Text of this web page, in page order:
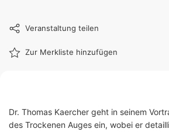
Veranstaltung teilen
Zur Merkliste hinzufügen
Dr. Thomas Kaercher geht in seinem
des Trockenen Auges ein, wobei er